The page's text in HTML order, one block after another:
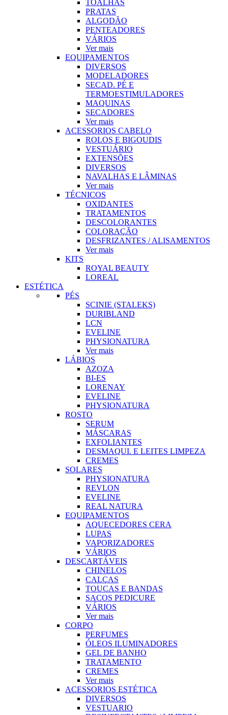
TOALHAS
PRATAS
ALGODÃO
PENTEADORES
VÁRIOS
Ver mais
EQUIPAMENTOS
DIVERSOS
MODELADORES
SECAD. PÉ E
TERMOESTIMULADORES
MAQUINAS
SECADORES
Ver mais
ACESSORIOS CABELO
ROLOS E BIGOUDIS
VESTUÁRIO
EXTENSÕES
DIVERSOS
NAVALHAS E LÂMINAS
Ver mais
TÉCNICOS
OXIDANTES
TRATAMENTOS
DESCOLORANTES
COLORAÇÃO
DESFRIZANTES / ALISAMENTOS
Ver mais
KITS
ROYAL BEAUTY
LOREAL
ESTÉTICA
PÉS
SCINIE (STALEKS)
DURIBLAND
LCN
EVELINE
PHYSIONATURA
Ver mais
LÁBIOS
AZOZA
BI-ES
LORENAY
EVELINE
PHYSIONATURA
ROSTO
SERUM
MÁSCARAS
EXFOLIANTES
DESMAQUI. E LEITES LIMPEZA
CREMES
SOLARES
PHYSIONATURA
REVLON
EVELINE
REAL NATURA
EQUIPAMENTOS
AQUECEDORES CERA
LUPAS
VAPORIZADORES
VÁRIOS
DESCARTÁVEIS
CHINELOS
CALÇAS
TOUCAS E BANDAS
SACOS PEDICURE
VÁRIOS
Ver mais
CORPO
PERFUMES
ÓLEOS ILUMINADORES
GEL DE BANHO
TRATAMENTO
CREMES
Ver mais
ACESSORIOS ESTÉTICA
DIVERSOS
VESTUARIO